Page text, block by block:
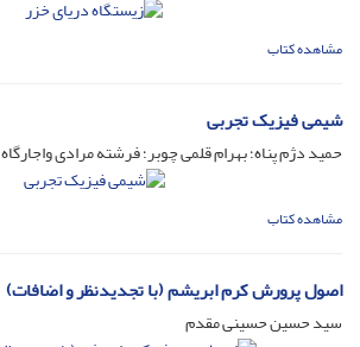
مشاهده کتاب
شیمی فیزیک تجربی
حمید دژم پناه؛ بهرام قلمی چوبر؛ فرشته مرادی واجارگاه
مشاهده کتاب
اصول پرورش کرم ابریشم (با تجدیدنظر و اضافات)
سید حسین حسینی مقدم